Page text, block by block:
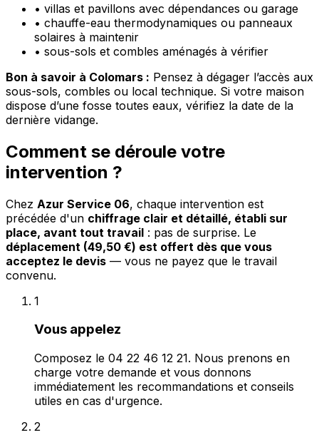
• villas et pavillons avec dépendances ou garage
• chauffe-eau thermodynamiques ou panneaux
solaires à maintenir
• sous-sols et combles aménagés à vérifier
Bon à savoir à Colomars : Pensez à dégager l’accès aux
sous-sols, combles ou local technique. Si votre maison
dispose d’une fosse toutes eaux, vérifiez la date de la
dernière vidange.
Comment se déroule votre
intervention ?
Chez Azur Service 06, chaque intervention est
précédée d'un chiffrage clair et détaillé, établi sur
place, avant tout travail : pas de surprise. Le
déplacement (49,50 €) est offert dès que vous
acceptez le devis — vous ne payez que le travail
convenu.
1
Vous appelez
Composez le 04 22 46 12 21. Nous prenons en
charge votre demande et vous donnons
immédiatement les recommandations et conseils
utiles en cas d'urgence.
2